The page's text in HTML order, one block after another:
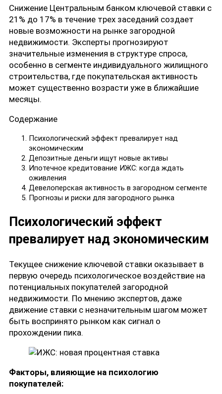
Снижение Центральным банком ключевой ставки с
21% до 17% в течение трех заседаний создает
новые возможности на рынке загородной
недвижимости. Эксперты прогнозируют
значительные изменения в структуре спроса,
особенно в сегменте индивидуального жилищного
строительства, где покупательская активность
может существенно возрасти уже в ближайшие
месяцы.
Содержание
Психологический эффект превалирует над
экономическим
Депозитные деньги ищут новые активы
Ипотечное кредитование ИЖС: когда ждать
оживления
Девелоперская активность в загородном сегменте
Прогнозы и риски для загородного рынка
Психологический эффект
превалирует над экономическим
Текущее снижение ключевой ставки оказывает в
первую очередь психологическое воздействие на
потенциальных покупателей загородной
недвижимости. По мнению экспертов, даже
движение ставки с незначительным шагом может
быть воспринято рынком как сигнал о
прохождении пика.
Факторы, влияющие на психологию
покупателей: